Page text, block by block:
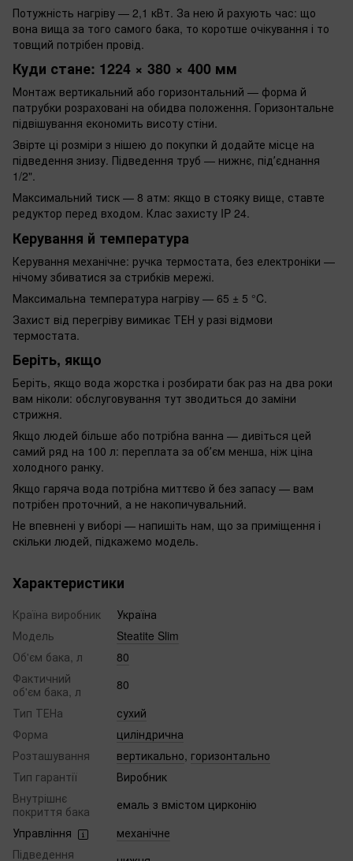
Потужність нагріву — 2,1 кВт. За нею й рахують час: що
вона вища за того самого бака, то коротше очікування і то
товщий потрібен провід.
Куди стане: 1224 × 380 × 400 мм
Монтаж вертикальний або горизонтальний — форма й
патрубки розраховані на обидва положення. Горизонтальне
підвішування економить висоту стіни.
Звірте ці розміри з нішею до покупки й додайте місце на
підведення знизу. Підведення труб — нижнє, підʼєднання
1/2".
Максимальний тиск — 8 атм: якщо в стояку вище, ставте
редуктор перед входом. Клас захисту IP 24.
Керування й температура
Керування механічне: ручка термостата, без електроніки —
нічому збиватися за стрибків мережі.
Максимальна температура нагріву — 65 ± 5 °C.
Захист від перегріву вимикає ТЕН у разі відмови
термостата.
Беріть, якщо
Беріть, якщо вода жорстка і розбирати бак раз на два роки
вам ніколи: обслуговування тут зводиться до заміни
стрижня.
Якщо людей більше або потрібна ванна — дивіться цей
самий ряд на 100 л: переплата за обʼєм менша, ніж ціна
холодного ранку.
Якщо гаряча вода потрібна миттєво й без запасу — вам
потрібен проточний, а не накопичувальний.
Не впевнені у виборі — напишіть нам, що за приміщення і
скільки людей, підкажемо модель.
Характеристики
Країна виробник
Україна
Модель
Steatite Slim
Об'єм бака, л
80
Фактичний
об'єм бака, л
80
Тип ТЕНа
сухий
Форма
циліндрична
Розташування
вертикально, горизонтально
Тип гарантії
Виробник
Внутрішнє
покриття бака
емаль з вмістом цирконію
Управління
механічне
Підведення